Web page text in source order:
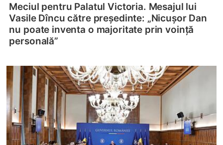
Meciul pentru Palatul Victoria. Mesajul lui
Vasile Dîncu către președinte: „Nicușor Dan
nu poate inventa o majoritate prin voință
personală”